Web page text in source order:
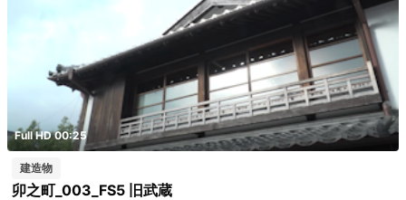
Full HD 00:25
建造物
卯之町_003_FS5 旧武蔵